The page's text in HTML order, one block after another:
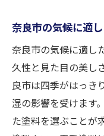
長持ちす
施工後の
奈良市でおす
意点
地元の口
業者の実
奈良市の気候に適
奈良市の気候に適し
久性と見た目の美し
良市は四季がはっき
湿の影響を受けます
た塗料を選ぶことが